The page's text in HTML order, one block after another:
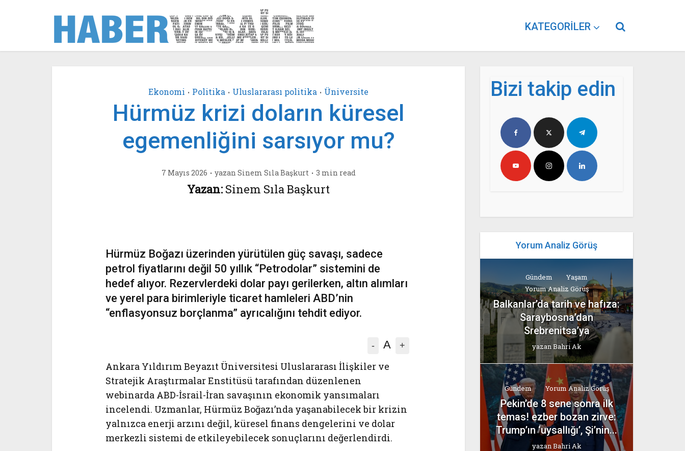
KATEGORILER
Ekonomi • Politika • Uluslararası politika • Üniversite
Hürmüz krizi doların küresel
egemenliğini sarsıyor mu?
7 Mayıs 2026 yazan Sinem Sıla Başkurt 3 min read
Yazan: Sinem Sıla Başkurt
Hürmüz Boğazı üzerinden yürütülen güç savaşı, sadece
petrol fiyatlarını değil 50 yıllık “Petrodolar” sistemini de
hedef alıyor. Rezervlerdeki dolar payı gerilerken, altın alımları
ve yerel para birimleriyle ticaret hamleleri ABD’nin
“enflasyonsuz borçlanma” ayrıcalığını tehdit ediyor.
- A +
Ankara Yıldırım Beyazıt Üniversitesi Uluslararası İlişkiler ve
Stratejik Araştırmalar Enstitüsü tarafından düzenlenen
webinarda ABD-İsrail-İran savaşının ekonomik yansımaları
incelendi. Uzmanlar, Hürmüz Boğazı’nda yaşanabilecek bir krizin
yalnızca enerji arzını değil, küresel finans dengelerini ve dolar
merkezli sistemi de etkileyebilecek sonuçlarını değerlendirdi.
Bizi takip edin
Yorum Analiz Görüş
Gündem
Yaşam
Yorum Analiz Görüş
Balkanlar’da tarih ve hafıza:
Saraybosna’dan
Srebrenitsa’ya
yazanBahri Ak
Gündem Yorum Analiz Görüş
Pekin’de 8 sene sonra ilk
temas! ezber bozan zirve:
Trump’ın ‘uysallığı’, Şi’nin...
yazanBahri Ak